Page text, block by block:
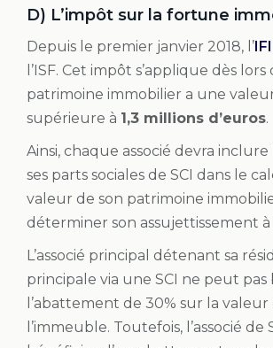
D) L’impôt sur la fortune
Depuis le premier janvier 2018, l’IFI
l’ISF. Cet impôt s’applique dès
patrimoine immobilier a une
supérieure à 1,3 millions d’euros.
Ainsi, chaque associé devra
ses parts sociales de SCI dans le
valeur de son patrimoine
déterminer son assujettissement à
L’associé principal détenant sa
principale via une SCI ne peut
l’abattement de 30% sur la valeur
l’immeuble. Toutefois, l’associé de